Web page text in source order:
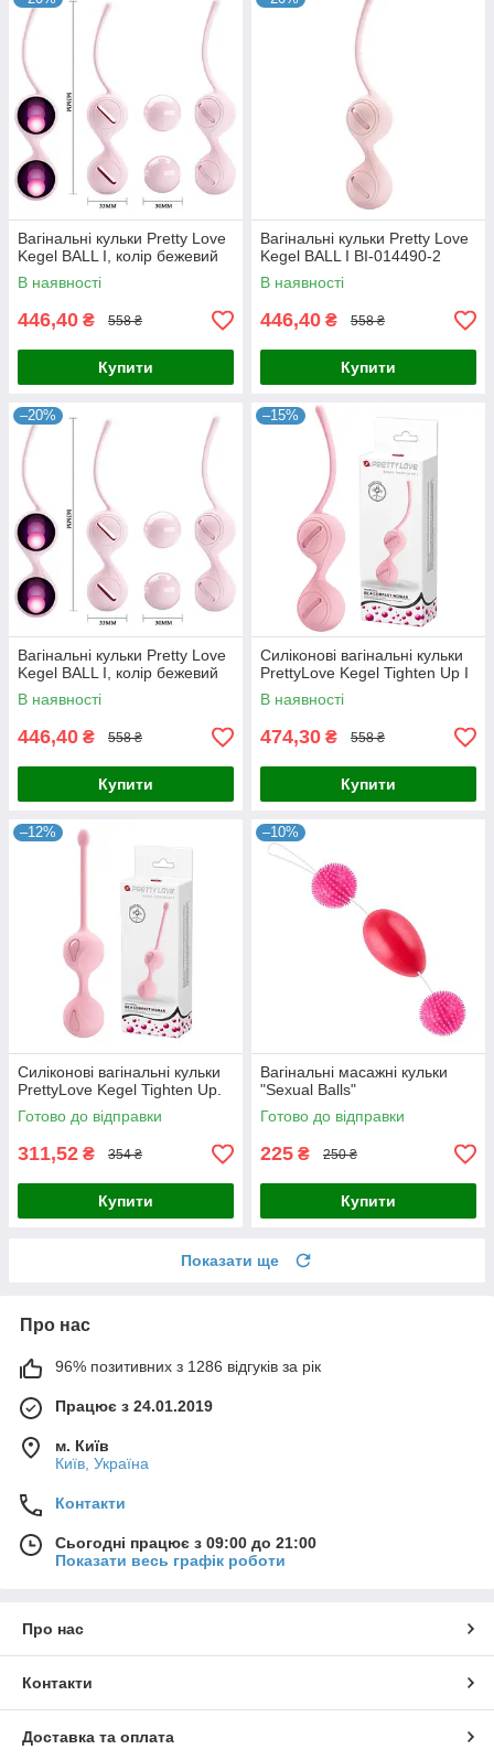
Вагінальні кульки Pretty Love
Kegel BALL I, колір бежевий
В наявності
446,40 ₴ 558 ₴
Купити
Вагінальні кульки Pretty Love
Kegel BALL I BI-014490-2
В наявності
446,40 ₴ 558 ₴
Купити
–20%
Вагінальні кульки Pretty Love
Kegel BALL I, колір бежевий
В наявності
446,40 ₴ 558 ₴
Купити
–15%
Силіконові вагінальні кульки
PrettyLove Kegel Tighten Up I
В наявності
474,30 ₴ 558 ₴
Купити
–12%
Силіконові вагінальні кульки
PrettyLove Kegel Tighten Up.
Готово до відправки
311,52 ₴ 354 ₴
Купити
–10%
Вагінальні масажні кульки
"Sexual Balls"
Готово до відправки
225 ₴ 250 ₴
Купити
Показати ще
Про нас
96% позитивних з 1286 відгуків за рік
Працює з 24.01.2019
м. Київ
Київ, Україна
Контакти
Сьогодні працює з 09:00 до 21:00
Показати весь графік роботи
Про нас
Контакти
Доставка та оплата